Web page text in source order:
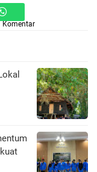
Komentar